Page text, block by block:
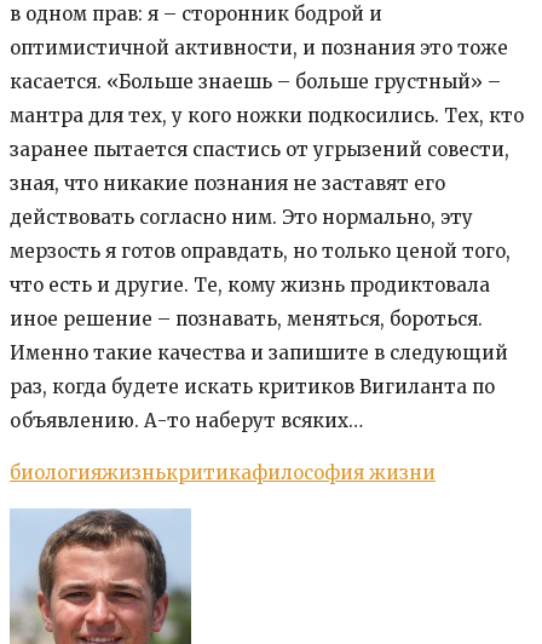
в одном прав: я – сторонник бодрой и
оптимистичной активности, и познания это тоже
касается. «Больше знаешь – больше грустный» –
мантра для тех, у кого ножки подкосились. Тех, кто
заранее пытается спастись от угрызений совести,
зная, что никакие познания не заставят его
действовать согласно ним. Это нормально, эту
мерзость я готов оправдать, но только ценой того,
что есть и другие. Те, кому жизнь продиктовала
иное решение – познавать, меняться, бороться.
Именно такие качества и запишите в следующий
раз, когда будете искать критиков Вигиланта по
объявлению. А-то наберут всяких…
биологияжизнькритикафилософия жизни